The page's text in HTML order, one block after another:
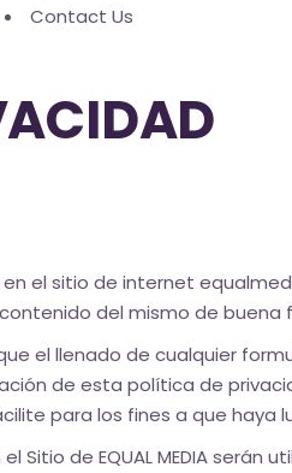
Contact Us
en el sitio de internet
del mismo de buena
el llenado de cualquier
de esta política de
para los fines a que haya
Sitio de EQUAL MEDIA